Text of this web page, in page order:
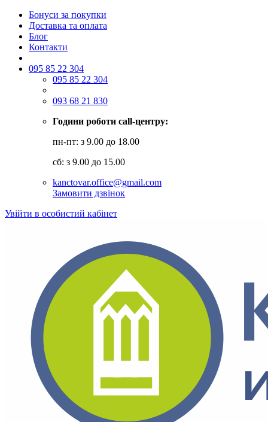
Бонуси за покупки
Доставка та оплата
Блог
Контакти
095 85 22 304
095 85 22 304
093 68 21 830
Години роботи call-центру:
пн-пт: з 9.00 до 18.00
сб: з 9.00 до 15.00
kanctovar.office@gmail.com
Замовити дзвінок
Увійти в особистий кабінет